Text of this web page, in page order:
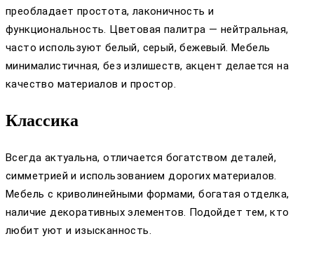
преобладает простота, лаконичность и
функциональность. Цветовая палитра — нейтральная,
часто используют белый, серый, бежевый. Мебель
минималистичная, без излишеств, акцент делается на
качество материалов и простор.
Классика
Всегда актуальна, отличается богатством деталей,
симметрией и использованием дорогих материалов.
Мебель с криволинейными формами, богатая отделка,
наличие декоративных элементов. Подойдет тем, кто
любит уют и изысканность.